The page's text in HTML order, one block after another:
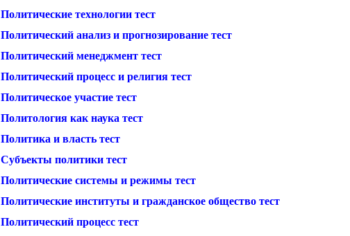
Политические технологии тест
Политический анализ и прогнозирование тест
Политический менеджмент тест
Политический процесс и религия тест
Политическое участие тест
Политология как наука тест
Политика и власть тест
Субъекты политики тест
Политические системы и режимы тест
Политические институты и гражданское общество тест
Политический процесс тест